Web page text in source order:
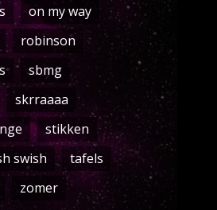
on my way
robinson
sbmg
skrraaaa
stikken
swish
tafels
zomer